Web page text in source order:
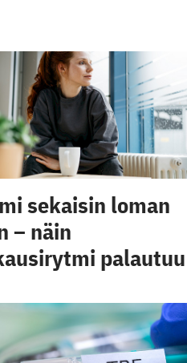
sekaisin loman
– näin
palautuu